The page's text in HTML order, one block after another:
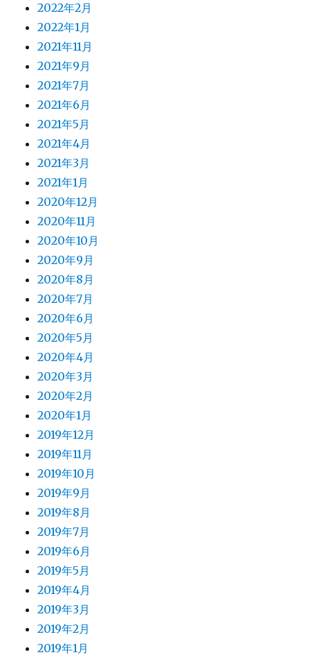
2022年2月
2022年1月
2021年11月
2021年9月
2021年7月
2021年6月
2021年5月
2021年4月
2021年3月
2021年1月
2020年12月
2020年11月
2020年10月
2020年9月
2020年8月
2020年7月
2020年6月
2020年5月
2020年4月
2020年3月
2020年2月
2020年1月
2019年12月
2019年11月
2019年10月
2019年9月
2019年8月
2019年7月
2019年6月
2019年5月
2019年4月
2019年3月
2019年2月
2019年1月